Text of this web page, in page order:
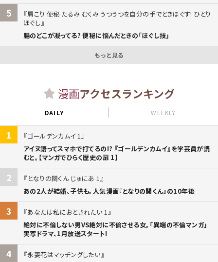
5
肩こり 便秘 たるみ むくみ うつうつを自分の手でときほぐす! ひとり
ほぐし
腸のどこが凝ってる? 便秘に悩んだときの「ほぐし技」
もっと見る
漫画アクセスランキング
DAILY WEEKLY
1
ゴールデンカムイ 1
アイヌ語ってスマホで打てるの!? 『ゴールデンカムイ』を学芸員が読
むと。【マンガでひらく歴史の扉 1】
2
となりの関くん じゅにあ 1
あの2人が結婚、子供も。人気漫画『となりの関くん』の10年後
3
あなたは私におとされたい 1
絶対に不倫しない男VS絶対に不倫させる女。「異端の不倫マンガ」
実写ドラマ、1月放送スタート!
4
永妻花はマッチングしたい